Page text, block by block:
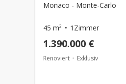
Monaco - Monte-Carlo
45 m² 1Zimmer
1.390.000 €
Renoviert Exklusiv